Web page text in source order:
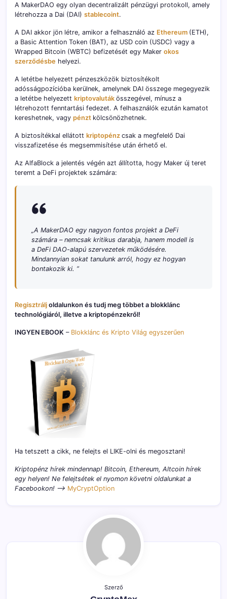
A MakerDAO egy olyan decentralizált pénzügyi protokoll, amely
létrehozza a Dai (DAI) stablecoint.
A DAI akkor jön létre, amikor a felhasználó az Ethereum (ETH),
a Basic Attention Token (BAT), az USD coin (USDC) vagy a
Wrapped Bitcoin (WBTC) befizetését egy Maker okos
szerződésbe helyezi.
A letétbe helyezett pénzeszközök biztosítékolt
adósságpozícióba kerülnek, amelynek DAI összege megegyezik
a letétbe helyezett kriptovaluták összegével, mínusz a
létrehozott fenntartási fedezet. A felhasználók ezután kamatot
kereshetnek, vagy pénzt kölcsönözhetnek.
A biztosítékkal ellátott kriptopénz csak a megfelelő Dai
visszafizetése és megsemmisítése után érhető el.
Az AlfaBlock a jelentés végén azt állította, hogy Maker új teret
teremt a DeFi projektek számára:
„A MakerDAO egy nagyon fontos projekt a DeFi
számára – nemcsak kritikus darabja, hanem modell is
a DeFi DAO-alapú szervezetek működésére.
Mindannyian sokat tanulunk arról, hogy ez hogyan
bontakozik ki. ”
Regisztrálj oldalunkon és tudj meg többet a blokklánc
technológiáról, illetve a kriptopénzekről!
INGYEN EBOOK – Blokklánc és Kripto Világ egyszerűen
Ha tetszett a cikk, ne felejts el LIKE-olni és megosztani!
Kriptopénz hírek mindennap! Bitcoin, Ethereum, Altcoin hírek
egy helyen! Ne felejtsétek el nyomon követni oldalunkat a
Facebookon! –> MyCryptOption
Szerző